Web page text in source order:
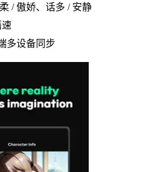
/ 傲娇、话多 / 安静
多设备同步